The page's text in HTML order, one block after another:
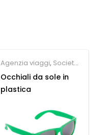
Agenzia viaggi, Società
Sportive, Gadget per la
persona
Occhiali da sole in
plastica